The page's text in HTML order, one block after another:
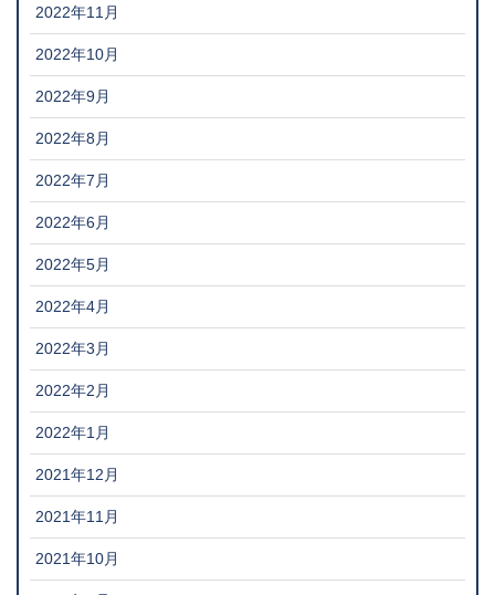
2022年11月
2022年10月
2022年9月
2022年8月
2022年7月
2022年6月
2022年5月
2022年4月
2022年3月
2022年2月
2022年1月
2021年12月
2021年11月
2021年10月